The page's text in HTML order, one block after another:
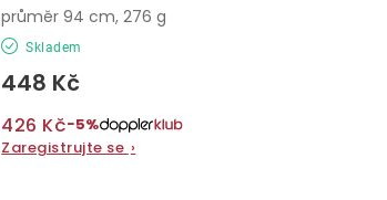
Skladem
448 Kč
426 Kč−5%
Zaregistrujte se ›
průměr 94 cm, 276 g